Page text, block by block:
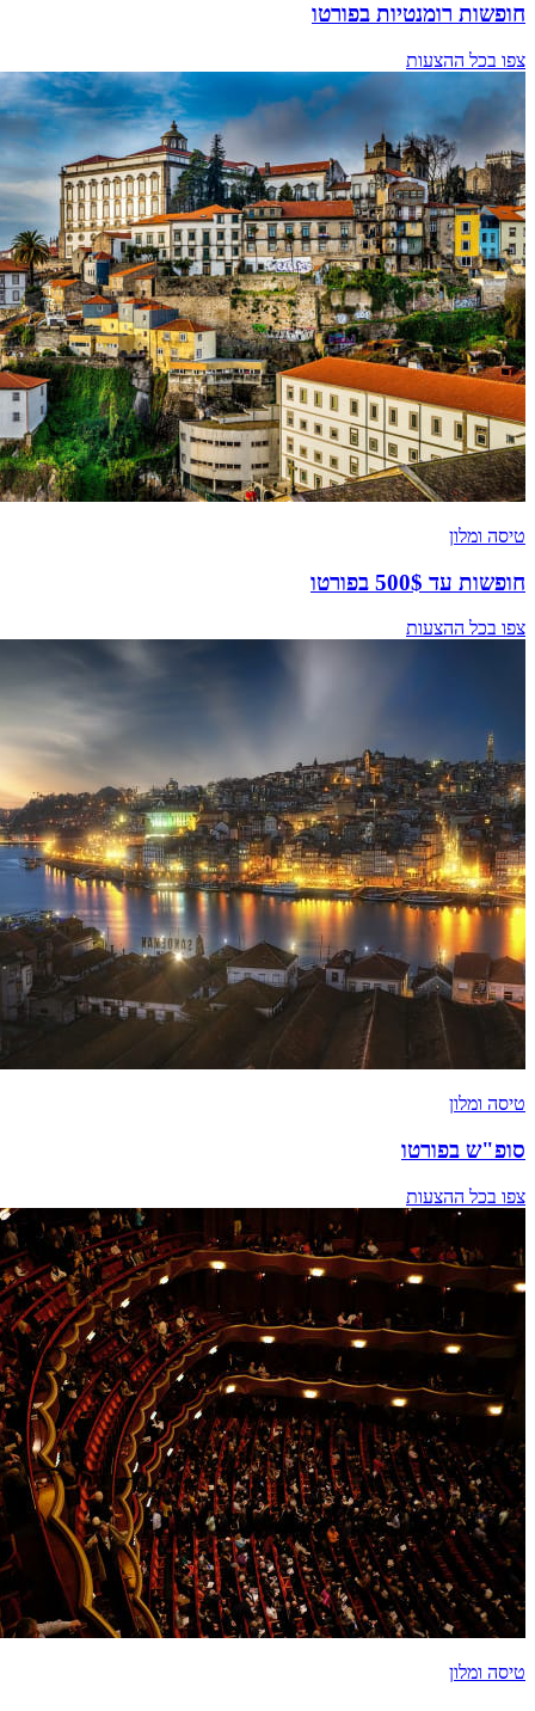
חופשות רומנטיות בפורטו
צפו בכל ההצעות
טיסה ומלון
חופשות עד 500$ בפורטו
צפו בכל ההצעות
טיסה ומלון
סופ"ש בפורטו
צפו בכל ההצעות
טיסה ומלון